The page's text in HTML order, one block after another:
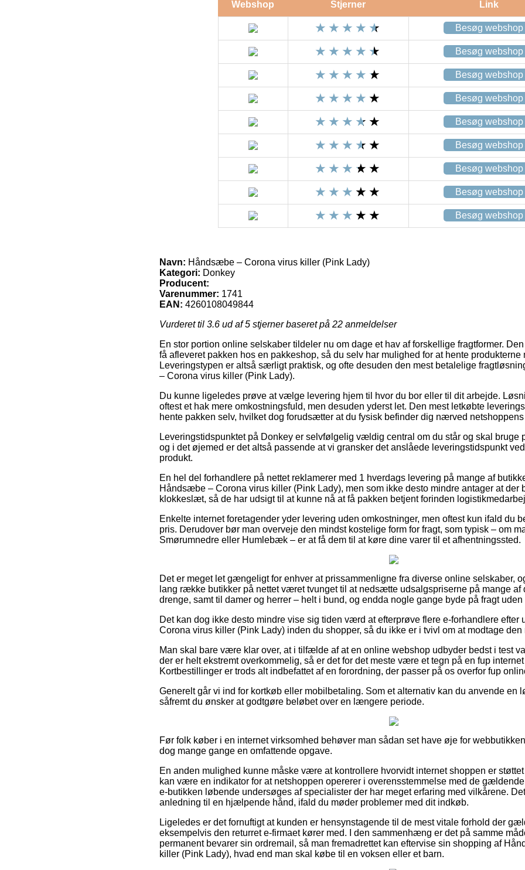
Webshop Stjerner Link
Besøg webshop
Besøg webshop
Besøg webshop
Besøg webshop
Besøg webshop
Besøg webshop
Besøg webshop
Besøg webshop
Besøg webshop
Navn: Håndsæbe – Corona virus killer (Pink Lady)
Kategori: Donkey
Producent:
Varenummer: 1741
EAN: 4260108049844
Vurderet til 3.6 ud af 5 stjerner baseret på 22 anmeldelser
En stor portion online selskaber tildeler nu om dage et hav af forskellige fragtformer.
få afleveret pakken hos en pakkeshop, så du selv har mulighed for at hente produkterne
Leveringstypen er altså særligt praktisk, og ofte desuden den mest betalelige
– Corona virus killer (Pink Lady).
Du kunne ligeledes prøve at vælge levering hjem til hvor du bor eller til dit arbejde.
oftest et hak mere omkostningsfuld, men desuden yderst let. Den mest letkøbte
hente pakken selv, hvilket dog forudsætter at du fysisk befinder dig nærved
Leveringstidspunktet på Donkey er selvfølgelig vældig central om du står og skal bruge
og i det øjemed er det altså passende at vi gransker det anslåede leveringstidspunkt
produkt.
En hel del forhandlere på nettet reklamerer med 1 hverdags levering på mange af
Håndsæbe – Corona virus killer (Pink Lady), men som ikke desto mindre antager at der
klokkeslæt, så de har udsigt til at kunne nå at få pakken betjent forinden
Enkelte internet foretagender yder levering uden omkostninger, men oftest kun ifald du
pris. Derudover bør man overveje den mindst kostelige form for fragt, som typisk – om
Smørumnedre eller Humlebæk – er at få dem til at køre dine varer til et afhentningssted.
Det er meget let gængeligt for enhver at prissammenligne fra diverse online selskaber,
lang række butikker på nettet været tvunget til at nedsætte udsalgspriserne på mange af
drenge, samt til damer og herrer – helt i bund, og endda nogle gange byde på fragt
Det kan dog ikke desto mindre vise sig tiden værd at efterprøve flere e-forhandlere
Corona virus killer (Pink Lady) inden du shopper, så du ikke er i tvivl om at modtage
Man skal bare være klar over, at i tilfælde af at en online webshop udbyder bedst i test
der er helt ekstremt overkommelig, så er det for det meste være et tegn på en fup
Kortbestillinger er trods alt indbefattet af en forordning, der passer på os overfor fup
Generelt går vi ind for kortkøb eller mobilbetaling. Som et alternativ kan du anvende en
såfremt du ønsker at godtgøre beløbet over en længere periode.
Før folk køber i en internet virksomhed behøver man sådan set have øje for
dog mange gange en omfattende opgave.
En anden mulighed kunne måske være at kontrollere hvorvidt internet shoppen er
kan være en indikator for at netshoppen opererer i overensstemmelse med de
e-butikken løbende undersøges af specialister der har meget erfaring med vilkårene.
anledning til en hjælpende hånd, ifald du møder problemer med dit indkøb.
Ligeledes er det fornuftigt at kunden er hensynstagende til de mest vitale forhold der
eksempelvis den returret e-firmaet kører med. I den sammenhæng er det på samme
permanent bevarer sin ordremail, så man fremadrettet kan eftervise sin shopping af
killer (Pink Lady), hvad end man skal købe til en voksen eller et barn.